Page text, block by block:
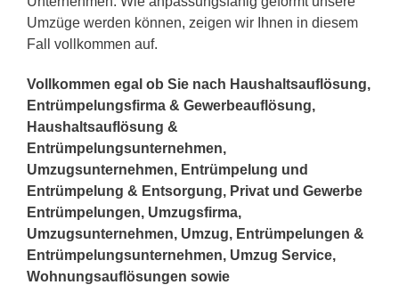
Umzüge werden können, zeigen wir Ihnen in diesem
Fall vollkommen auf.
Vollkommen egal ob Sie nach Haushaltsauflösung,
Entrümpelungsfirma & Gewerbeauflösung,
Haushaltsauflösung &
Entrümpelungsunternehmen,
Umzugsunternehmen, Entrümpelung und
Entrümpelung & Entsorgung, Privat und Gewerbe
Entrümpelungen, Umzugsfirma,
Umzugsunternehmen, Umzug, Entrümpelungen &
Entrümpelungsunternehmen, Umzug Service,
Wohnungsauflösungen sowie